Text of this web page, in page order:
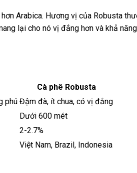
Arabica. Hương vị của Robusta
lại cho nó vị đắng hơn và khả
Cà phê Robusta
phú Đậm đà, ít chua, có vị đắng
Dưới 600 mét
2-2.7%
Việt Nam, Brazil, Indonesia